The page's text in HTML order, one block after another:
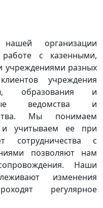
нашей организации
с казенными,
разных
учреждения
образования и
ведомства и
Мы понимаем
учитываем ее при
сотрудничества с
позволяют нам
Наши
изменения
регулярное